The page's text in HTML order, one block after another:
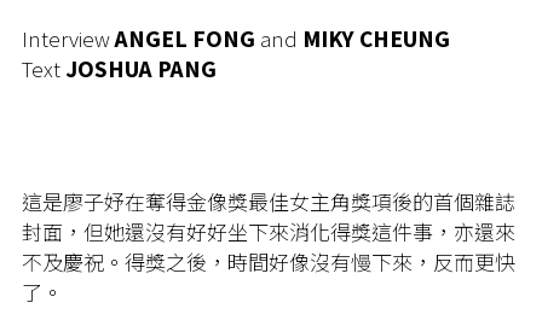
InterviewANGEL FONG and MIKY CHEUNG
Text JOSHUA PANG
這是廖子妤在奪得金像獎最佳女主角獎項後的首個雜誌
封面，但她還沒有好好坐下來消化得獎這件事，亦還來
不及慶祝。得獎之後，時間好像沒有慢下來，反而更快
了。